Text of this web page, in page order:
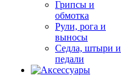
Грипсы и
обмотка
Рули, рога и
выносы
Седла, штыри и
педали